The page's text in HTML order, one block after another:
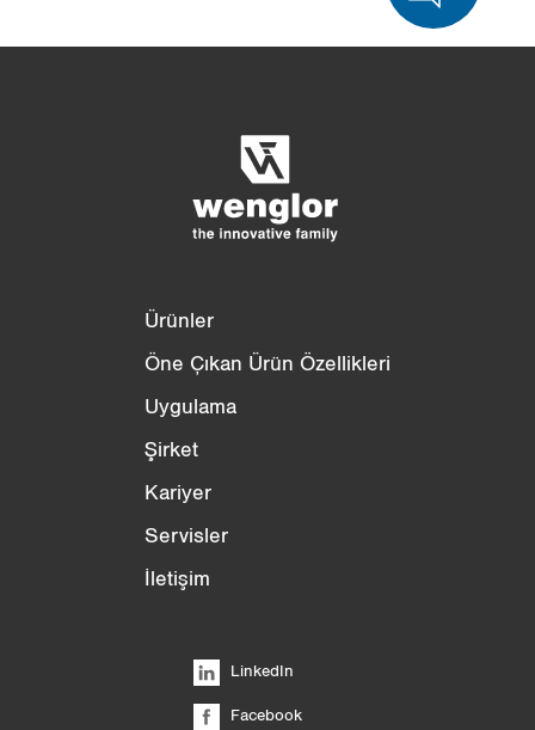
Ürünler
Öne Çıkan Ürün Özellikleri
Uygulama
Şirket
Kariyer
Servisler
İletişim
LinkedIn
Facebook